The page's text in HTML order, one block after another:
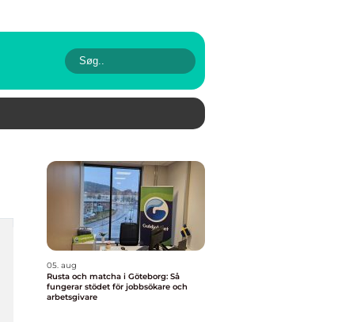
05. aug
Rusta och matcha i Göteborg: Så
fungerar stödet för jobbsökare och
arbetsgivare